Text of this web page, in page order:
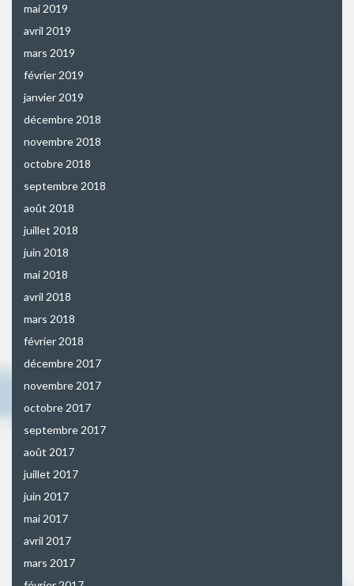
mai 2019
avril 2019
mars 2019
février 2019
janvier 2019
décembre 2018
novembre 2018
octobre 2018
septembre 2018
août 2018
juillet 2018
juin 2018
mai 2018
avril 2018
mars 2018
février 2018
décembre 2017
novembre 2017
octobre 2017
septembre 2017
août 2017
juillet 2017
juin 2017
mai 2017
avril 2017
mars 2017